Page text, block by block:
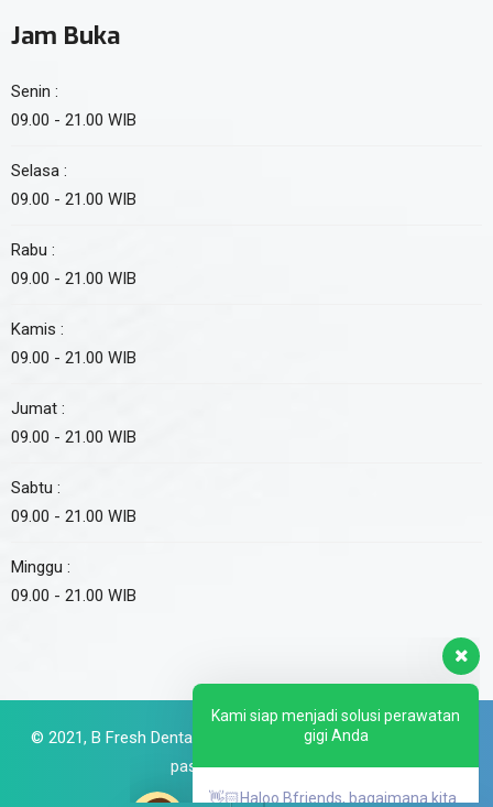
Jam Buka
Senin :
09.00 - 21.00 WIB
Selasa :
09.00 - 21.00 WIB
Rabu :
09.00 - 21.00 WIB
Kamis :
09.00 - 21.00 WIB
Jumat :
09.00 - 21.00 WIB
Sabtu :
09.00 - 21.00 WIB
Minggu :
09.00 - 21.00 WIB
© 2021, B Fresh Dental Care
. All Rights Reserved. Made with
passion byDigital360
👋🏻Haloo Bfriends, bagaimana kita